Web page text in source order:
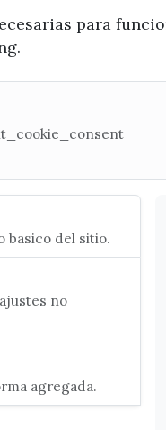
952 541 104
Poniente, 2. CP
para
basico del sitio.
no
agregada.